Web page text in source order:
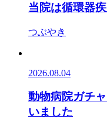
当院は循環器
つぶやき
2026.08.04
動物病院ガチ
いました